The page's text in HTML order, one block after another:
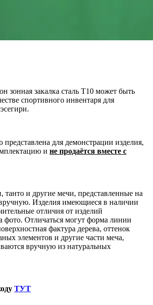
зонная закалка сталь T10 может быть
спортивного инвентаря для
представлена для демонстрации изделия,
и не продаётся вместе с
танто и другие мечи, представленные на
Изделия имеющиеся в наличии
отличия от изделий
фото. Отличаться могут форма линии
фактура дерева, оттенок
элементов и другие части меча,
вручную из натуральных
ТУТ